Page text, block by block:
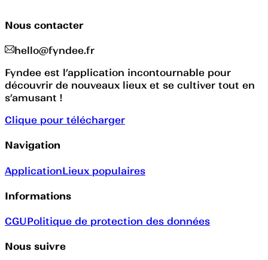
Nous contacter
hello@fyndee.fr
Fyndee est l’application incontournable pour
découvrir de nouveaux lieux et se cultiver tout en
s’amusant !
Clique pour télécharger
Navigation
ApplicationLieux populaires
Informations
CGUPolitique de protection des données
Nous suivre